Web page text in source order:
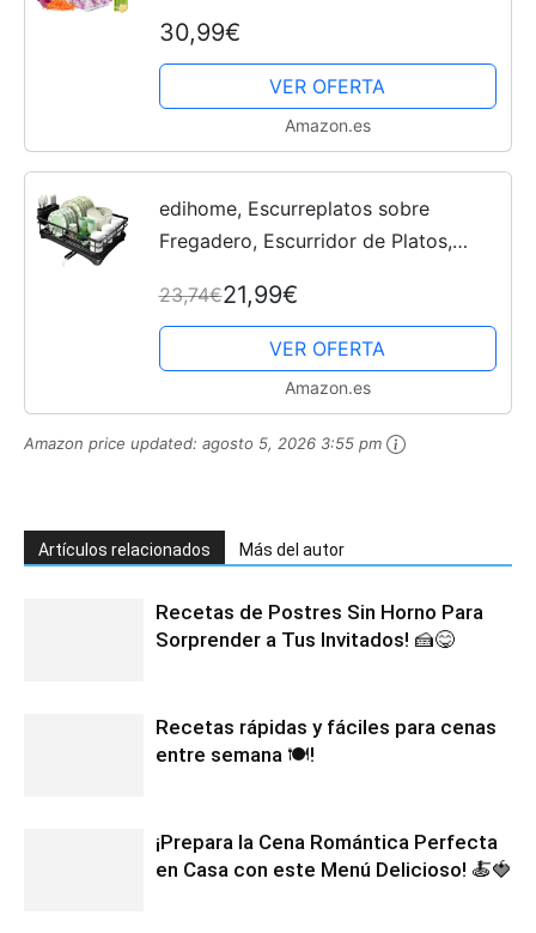
Inoxidable y Guantes de Seguridad,
Rallador Verduras
30,99€
VER OFERTA
Amazon.es
edihome, Escurreplatos sobre
Fregadero, Escurridor de Platos,
y Boquilla de Drenaje, Drying Rack,
para Ollas Cocina,...
23,74€21,99€
VER OFERTA
Amazon.es
Amazon price updated: agosto 5, 2026 3:55 pm
Artículos relacionados Más del autor
Recetas de Postres Sin Horno Para
Sorprender a Tus Invitados! 🍰😋
Recetas rápidas y fáciles para cenas
entre semana 🍽️!
¡Prepara la Cena Romántica Perfecta
en Casa con este Menú Delicioso! 🍝🍓